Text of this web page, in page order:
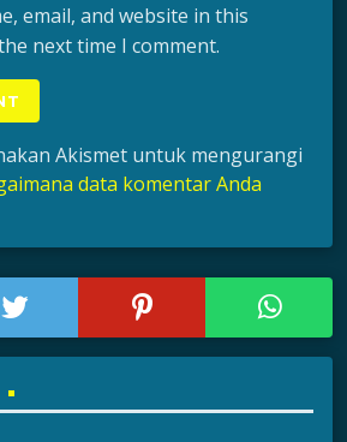
email, and website in this
next time I comment.
Akismet untuk mengurangi
data komentar Anda